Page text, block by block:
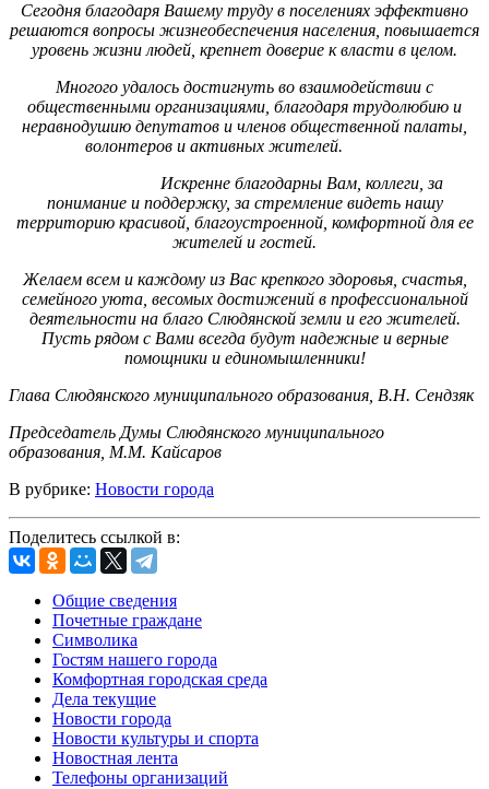
Сегодня благодаря Вашему труду в поселениях эффективно
решаются вопросы жизнеобеспечения населения, повышается
уровень жизни людей, крепнет доверие к власти в целом.
Многого удалось достигнуть во взаимодействии с
общественными организациями, благодаря трудолюбию и
неравнодушию депутатов и членов общественной палаты,
волонтеров и активных жителей.
Искренне благодарны Вам, коллеги, за
понимание и поддержку, за стремление видеть нашу
территорию красивой, благоустроенной, комфортной для ее
жителей и гостей.
Желаем всем и каждому из Вас крепкого здоровья, счастья,
семейного уюта, весомых достижений в профессиональной
деятельности на благо Слюдянской земли и его жителей.
Пусть рядом с Вами всегда будут надежные и верные
помощники и единомышленники!
Глава Слюдянского муниципального образования, В.Н. Сендзяк
Председатель Думы Слюдянского муниципального
образования, М.М. Кайсаров
В рубрике: Новости города
Поделитесь ссылкой в:
Общие сведения
Почетные граждане
Символика
Гостям нашего города
Комфортная городская среда
Дела текущие
Новости города
Новости культуры и спорта
Новостная лента
Телефоны организаций